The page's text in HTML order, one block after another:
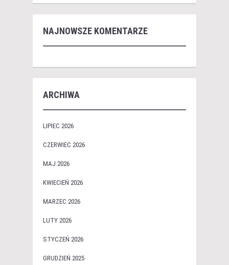
NAJNOWSZE KOMENTARZE
ARCHIWA
LIPIEC 2026
CZERWIEC 2026
MAJ 2026
KWIECIEŃ 2026
MARZEC 2026
LUTY 2026
STYCZEŃ 2026
GRUDZIEŃ 2025